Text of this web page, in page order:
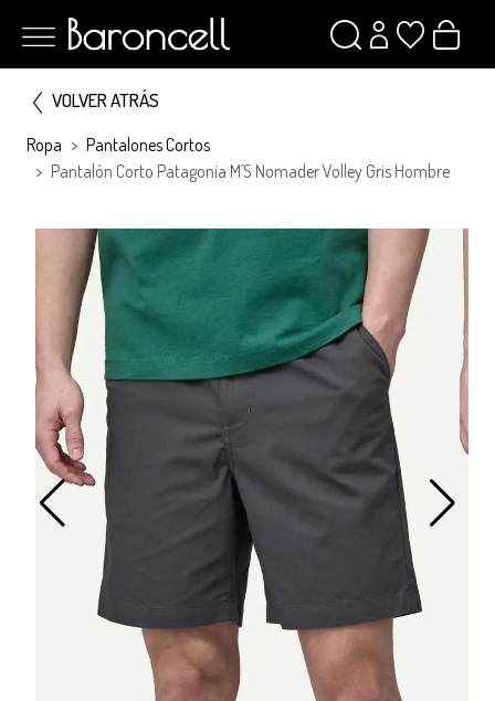
VOLVER ATRÁS
Ropa
Pantalones Cortos
Pantalón Corto Patagonia M´s Nomader Volley Gris Hombre